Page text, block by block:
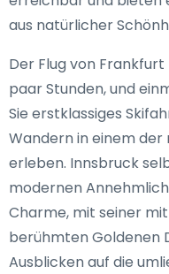
aus natürlicher
Der Flug von
paar Stunden, und
Sie erstklassiges
Wandern in einem
erleben. Innsbruck
modernen
Charme, mit seiner
berühmten Goldenen
Ausblicken auf die